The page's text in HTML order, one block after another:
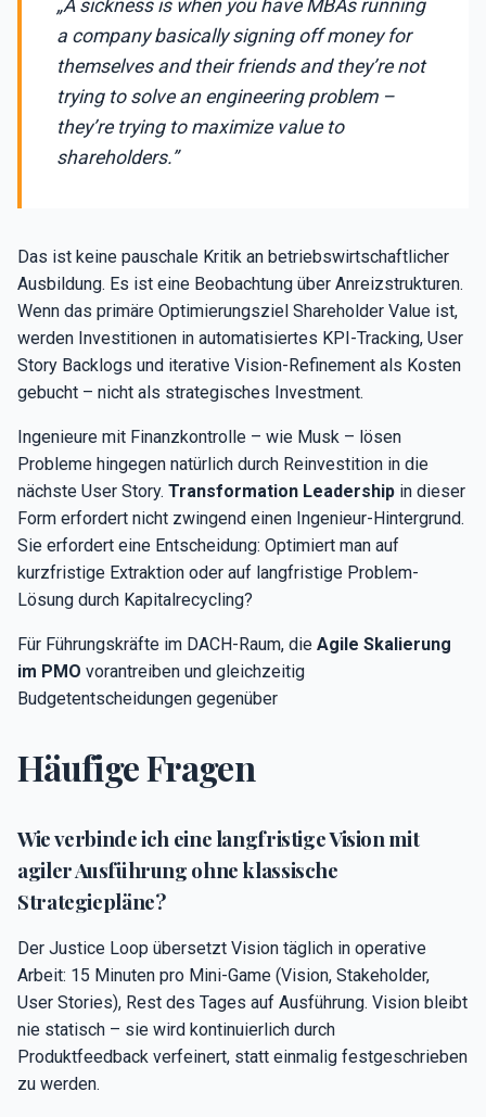
„A sickness is when you have MBAs running
a company basically signing off money for
themselves and their friends and they’re not
trying to solve an engineering problem –
they’re trying to maximize value to
shareholders.”
Das ist keine pauschale Kritik an betriebswirtschaftlicher
Ausbildung. Es ist eine Beobachtung über Anreizstrukturen.
Wenn das primäre Optimierungsziel Shareholder Value ist,
werden Investitionen in automatisiertes KPI-Tracking, User
Story Backlogs und iterative Vision-Refinement als Kosten
gebucht – nicht als strategisches Investment.
Ingenieure mit Finanzkontrolle – wie Musk – lösen
Probleme hingegen natürlich durch Reinvestition in die
nächste User Story. Transformation Leadership in dieser
Form erfordert nicht zwingend einen Ingenieur-Hintergrund.
Sie erfordert eine Entscheidung: Optimiert man auf
kurzfristige Extraktion oder auf langfristige Problem-
Lösung durch Kapitalrecycling?
Für Führungskräfte im DACH-Raum, die Agile Skalierung
im PMO vorantreiben und gleichzeitig
Budgetentscheidungen gegenüber
Häufige Fragen
Wie verbinde ich eine langfristige Vision mit
agiler Ausführung ohne klassische
Strategiepläne?
Der Justice Loop übersetzt Vision täglich in operative
Arbeit: 15 Minuten pro Mini-Game (Vision, Stakeholder,
User Stories), Rest des Tages auf Ausführung. Vision bleibt
nie statisch – sie wird kontinuierlich durch
Produktfeedback verfeinert, statt einmalig festgeschrieben
zu werden.